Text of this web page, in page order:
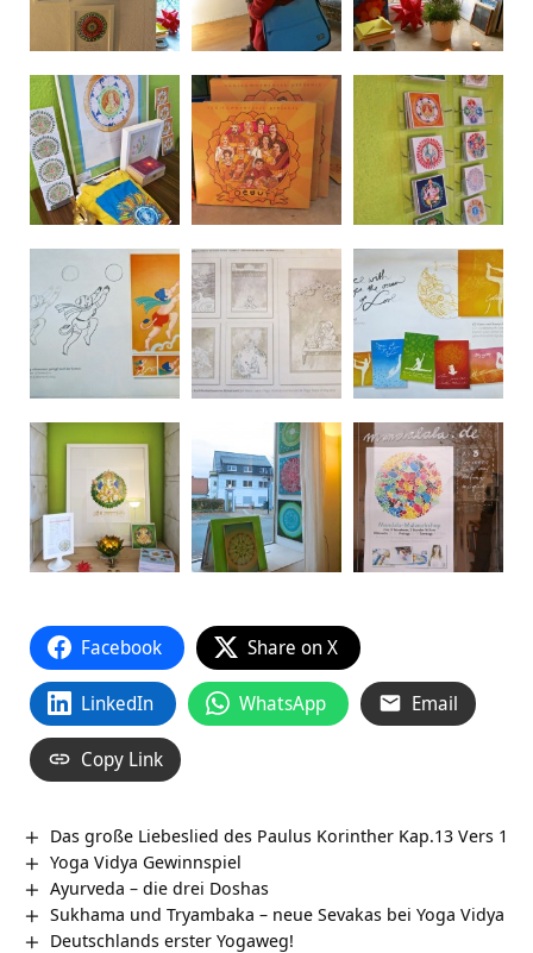
Facebook Share on X
LinkedIn WhatsApp Email
Copy Link
Das große Liebeslied des Paulus Korinther Kap.13 Vers 1
Yoga Vidya Gewinnspiel
Ayurveda – die drei Doshas
Sukhama und Tryambaka – neue Sevakas bei Yoga Vidya
Deutschlands erster Yogaweg!